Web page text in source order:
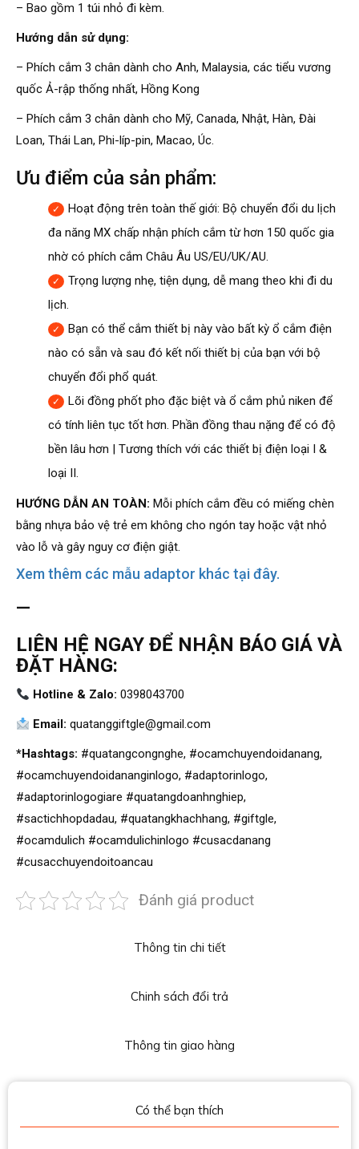
Thông tin chi tiết
Chinh sách đổi trả
Thông tin giao hàng
– Bao gồm 1 túi nhỏ đi kèm.
Hướng dẫn sử dụng:
– Phích cắm 3 chân dành cho Anh, Malaysia, các tiểu vương
quốc Ả-rập thống nhất, Hồng Kong
– Phích cắm 3 chân dành cho Mỹ, Canada, Nhật, Hàn, Đài
Loan, Thái Lan, Phi-líp-pin, Macao, Úc.
Ưu điểm của sản phẩm:
Hoạt động trên toàn thế giới: Bộ chuyển đổi du lịch
đa năng MX chấp nhận phích cắm từ hơn 150 quốc gia
nhờ có phích cắm Châu Âu US/EU/UK/AU.
Trọng lượng nhẹ, tiện dụng, dễ mang theo khi đi du
lịch.
Bạn có thể cắm thiết bị này vào bất kỳ ổ cắm điện
nào có sẵn và sau đó kết nối thiết bị của bạn với bộ
chuyển đổi phổ quát.
Lõi đồng phốt pho đặc biệt và ổ cắm phủ niken để
có tính liên tục tốt hơn. Phần đồng thau nặng để có độ
bền lâu hơn | Tương thích với các thiết bị điện loại I &
loại II.
HƯỚNG DẪN AN TOÀN: Mỗi phích cắm đều có miếng chèn
bằng nhựa bảo vệ trẻ em không cho ngón tay hoặc vật nhỏ
vào lỗ và gây nguy cơ điện giật.
Xem thêm các mẫu adaptor khác tại đây.
—
LIÊN HỆ NGAY ĐỂ NHẬN BÁO GIÁ VÀ
ĐẶT HÀNG:
Hotline & Zalo: 0398043700
Email: quatanggiftgle@gmail.com
*Hashtags: #quatangcongnghe, #ocamchuyendoidanang,
#ocamchuyendoidananginlogo, #adaptorinlogo,
#adaptorinlogogiare #quatangdoanhnghiep,
#sactichhopdadau, #quatangkhachhang, #giftgle,
#ocamdulich #ocamdulichinlogo #cusacdanang
#cusacchuyendoitoancau
Đánh giá product
Có thể bạn thích